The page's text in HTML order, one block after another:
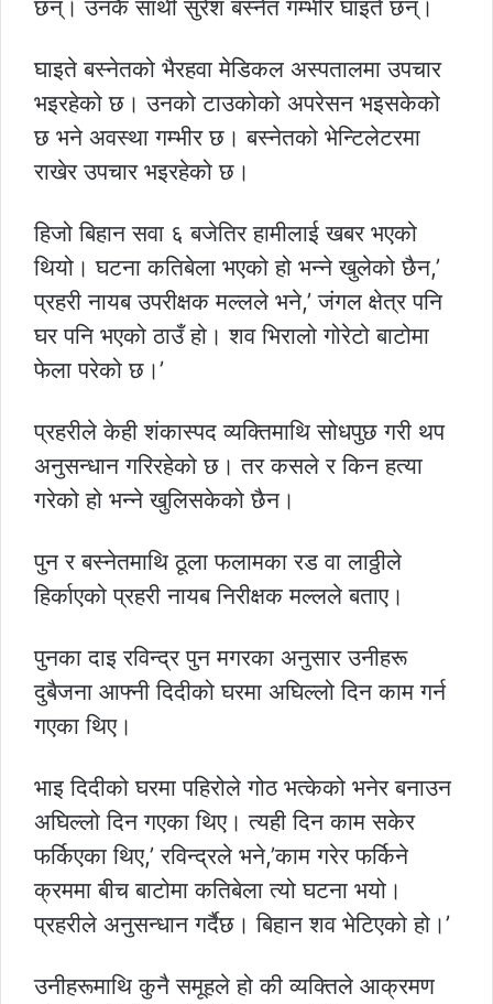
छन्। उनकै साथी सुरेश बस्नेत गम्भीर घाइते छन्।
घाइते बस्नेतको भैरहवा मेडिकल अस्पतालमा उपचार
भइरहेको छ। उनको टाउकोको अपरेसन भइसकेको
छ भने अवस्था गम्भीर छ। बस्नेतको भेन्टिलेटरमा
राखेर उपचार भइरहेको छ।
हिजो बिहान सवा ६ बजेतिर हामीलाई खबर भएको
थियो। घटना कतिबेला भएको हो भन्ने खुलेको छैन,’
प्रहरी नायब उपरीक्षक मल्लले भने,’ जंगल क्षेत्र पनि
घर पनि भएको ठाउँ हो। शव भिरालो गोरेटो बाटोमा
फेला परेको छ।’
प्रहरीले केही शंकास्पद व्यक्तिमाथि सोधपुछ गरी थप
अनुसन्धान गरिरहेको छ। तर कसले र किन हत्या
गरेको हो भन्ने खुलिसकेको छैन।
पुन र बस्नेतमाथि ठूला फलामका रड वा लाठ्ठीले
हिर्काएको प्रहरी नायब निरीक्षक मल्लले बताए।
पुनका दाइ रविन्द्र पुन मगरका अनुसार उनीहरू
दुबैजना आफ्नी दिदीको घरमा अघिल्लो दिन काम गर्न
गएका थिए।
भाइ दिदीको घरमा पहिरोले गोठ भत्केको भनेर बनाउन
अघिल्लो दिन गएका थिए। त्यही दिन काम सकेर
फर्किएका थिए,’ रविन्द्रले भने,’काम गरेर फर्किने
क्रममा बीच बाटोमा कतिबेला त्यो घटना भयो।
प्रहरीले अनुसन्धान गर्दैछ। बिहान शव भेटिएको हो।’
उनीहरूमाथि कुनै समूहले हो की व्यक्तिले आक्रमण